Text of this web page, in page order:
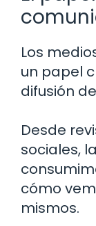
Los
un papel
difusión
Desde
sociales,
cómo
mismos.